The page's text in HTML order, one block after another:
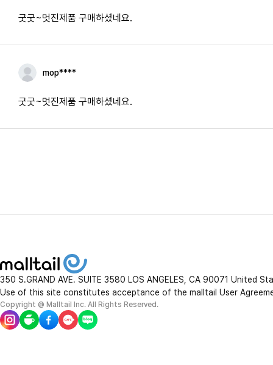
굿굿~멋진제품 구매하셨네요.
mop****
굿굿~멋진제품 구매하셨네요.
350 S.GRAND AVE. SUITE 3580 LOS ANGELES, CA 90071 United
Use of this site constitutes acceptance of the malltail User
Copyright @ Malltail Inc. All Rights Reserved.